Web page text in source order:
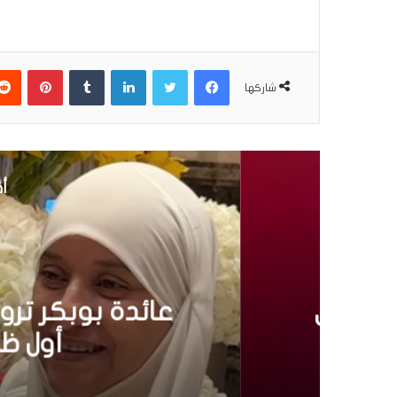
شاركها
فيسبوكتويتر لينكدإن
4 نوفمبر 2025
عائدة بوبكر تروي
أول ظهور